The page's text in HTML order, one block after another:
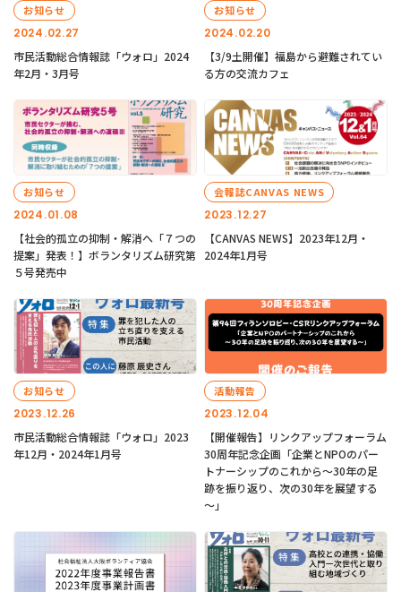
2024.02.27
お知らせ
市民活動総合情報誌「ウォロ」2024
年2月・3月号
2024.02.20
お知らせ
【3/9土開催】福島から避難されてい
る方の交流カフェ
2024.01.08
お知らせ
【社会的孤立の抑制・解消へ「７つの
提案」発表！】ボランタリズム研究第
５号発売中
2023.12.27
会報誌CANVAS NEWS
【CANVAS NEWS】2023年12月・
2024年1月号
2023.12.26
お知らせ
市民活動総合情報誌「ウォロ」2023
年12月・2024年1月号
2023.12.04
活動報告
【開催報告】リンクアップフォーラム
30周年記念企画「企業とNPOのパー
トナーシップのこれから～30年の足
跡を振り返り、次の30年を展望する
～」